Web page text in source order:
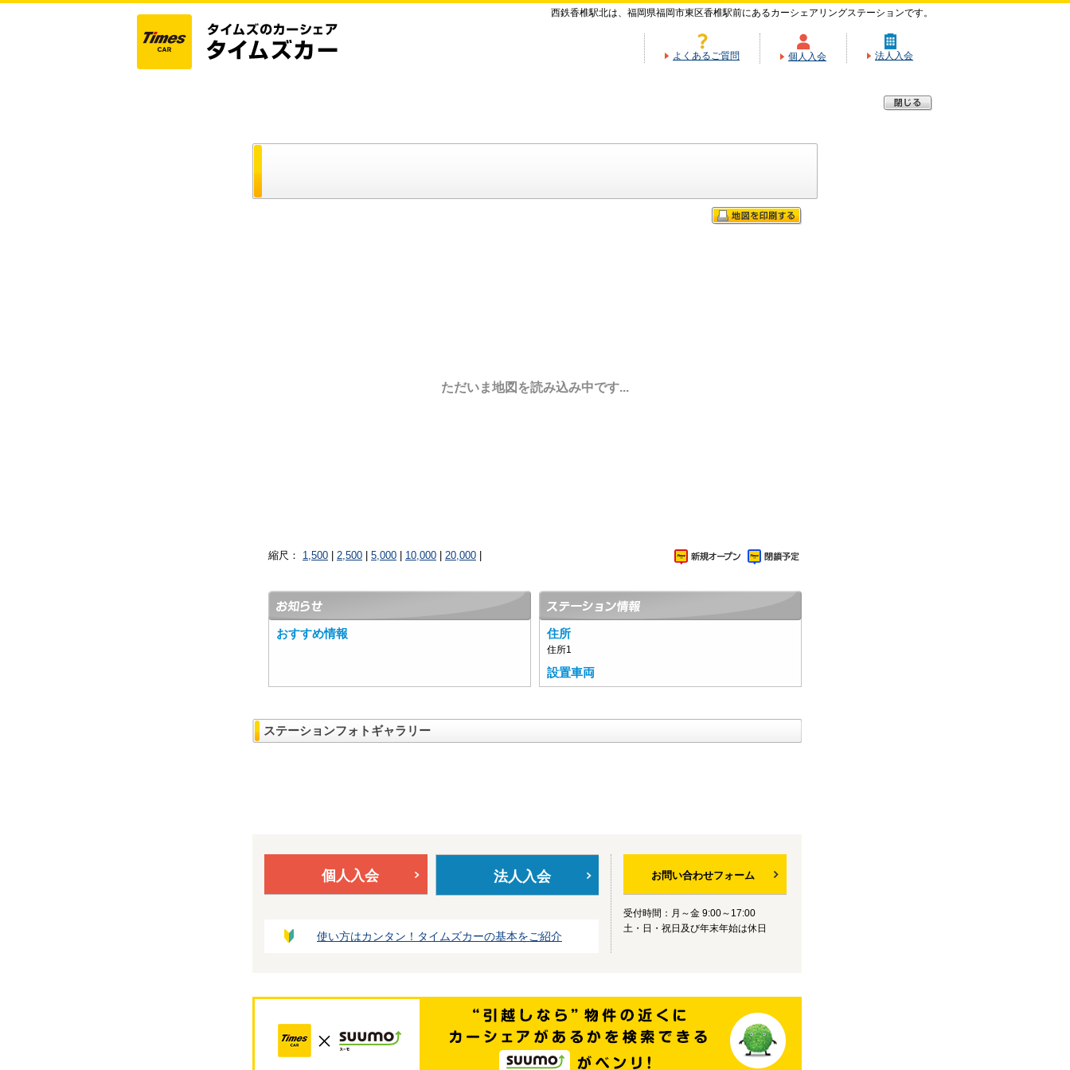
西鉄香椎駅北は、福岡県福岡市東区香椎駅前にあるカーシェアリングステーションです。
よくあるご質問 個人入会 法人入会
ただいま地図を読み込み中です...
縮尺： 1,500 2,500 5,000 10,000 20,000
おすすめ情報 住所
住所1
設置車両
ステーションフォトギャラリー
個人入会 法人入会
使い方はカンタン！タイムズカーの基本をご紹介
お問い合わせフォーム
受付時間：月～金 9:00～17:00
土・日・祝日及び年末年始は休日